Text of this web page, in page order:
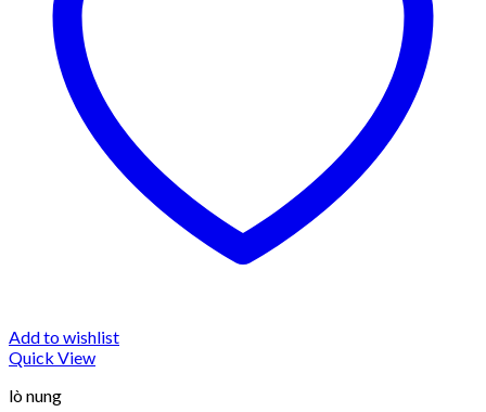
Add to wishlist
Quick View
lò nung